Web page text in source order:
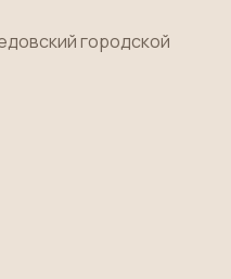
городской